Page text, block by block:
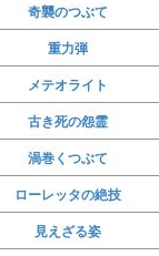
奇襲のつぶて
重力弾
メテオライト
古き死の怨霊
渦巻くつぶて
ローレッタの絶技
見えざる姿